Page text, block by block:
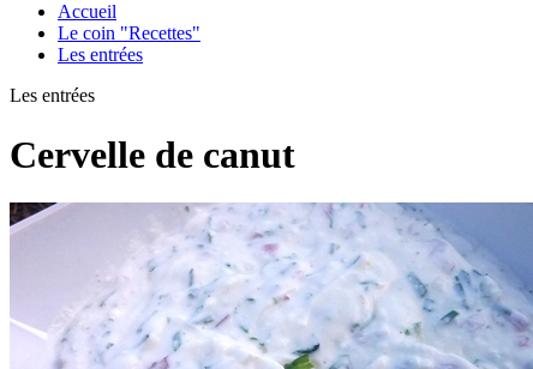
Accueil
Le coin "Recettes"
Les entrées
Les entrées
Cervelle de canut